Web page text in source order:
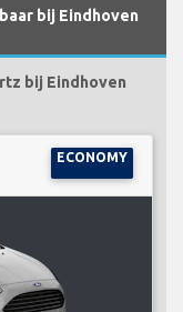
bij Eindhoven
bij Eindhoven
ECONOMY